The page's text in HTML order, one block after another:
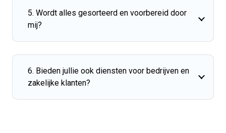
5. Wordt alles gesorteerd en voorbereid door
mij?
6. Bieden jullie ook diensten voor bedrijven en
zakelijke klanten?